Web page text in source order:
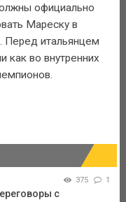
официально
Мареску в
Перед итальянцем
как во внутренних
375 1
с